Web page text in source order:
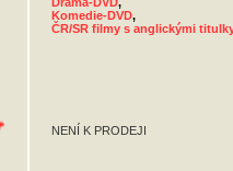
Komedie-DVD,
ČR/SR filmy s anglickými
NENÍ K PRODEJI